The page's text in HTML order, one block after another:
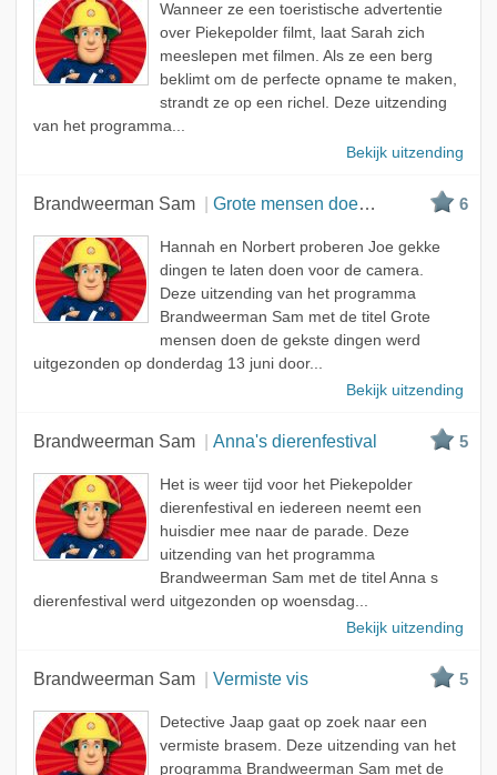
Wanneer ze een toeristische advertentie
over Piekepolder filmt, laat Sarah zich
meeslepen met filmen. Als ze een berg
beklimt om de perfecte opname te maken,
strandt ze op een richel. Deze uitzending
van het programma...
Bekijk uitzending
Brandweerman Sam Grote mensen doen de gekste dingen 6
Hannah en Norbert proberen Joe gekke
dingen te laten doen voor de camera.
Deze uitzending van het programma
Brandweerman Sam met de titel Grote
mensen doen de gekste dingen werd
uitgezonden op donderdag 13 juni door...
Bekijk uitzending
Brandweerman Sam Anna's dierenfestival 5
Het is weer tijd voor het Piekepolder
dierenfestival en iedereen neemt een
huisdier mee naar de parade. Deze
uitzending van het programma
Brandweerman Sam met de titel Anna s
dierenfestival werd uitgezonden op woensdag...
Bekijk uitzending
Brandweerman Sam Vermiste vis 5
Detective Jaap gaat op zoek naar een
vermiste brasem. Deze uitzending van het
programma Brandweerman Sam met de